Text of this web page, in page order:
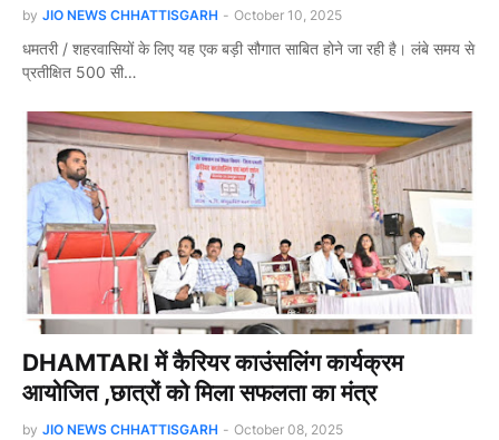
by JIO NEWS CHHATTISGARH - October 10, 2025
धमतरी / शहरवासियों के लिए यह एक बड़ी सौगात साबित होने जा रही है। लंबे समय से
प्रतीक्षित 500 सी…
DHAMTARI में कैरियर काउंसलिंग कार्यक्रम
आयोजित ,छात्रों को मिला सफलता का मंत्र
by JIO NEWS CHHATTISGARH - October 08, 2025